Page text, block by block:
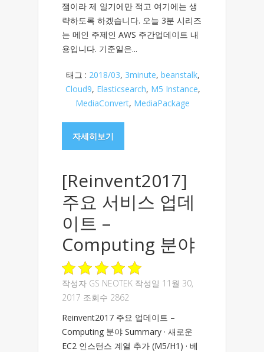
잼이라 제 일기에만 적고 여기에는 생
략하도록 하겠습니다. 오늘 3분 시리즈
는 메인 주제인 AWS 주간업데이트 내
용입니다. 기준일은...
태그 : 2018/03, 3minute, beanstalk,
Cloud9, Elasticsearch, M5 Instance,
MediaConvert, MediaPackage
자세히보기
[Reinvent2017]
주요 서비스 업데
이트 –
Computing 분야
작성자 GS NEOTEK 작성일 11월 30,
2017 조회수 2862
Reinvent2017 주요 업데이트 –
Computing 분야 Summary · 새로운
EC2 인스턴스 계열 추가 (M5/H1) · 베